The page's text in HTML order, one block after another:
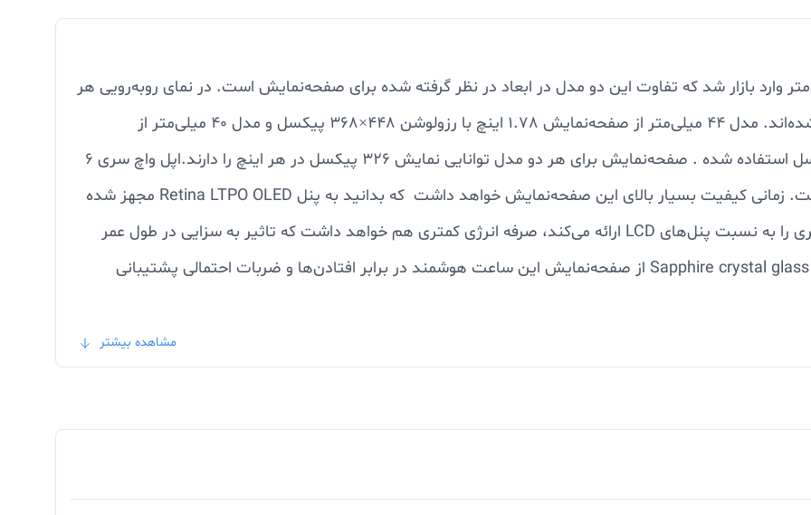
سری 6 هم در دو مدل با ابعاد 44 و 40 میلی‌متر وارد بازار شد که تفاوت این دو مدل در ابعاد در نظر گرفته شده برای صفحه‌نمایش است. در نمای رو‌به‌رویی هر
دو ساعت به صفحه‌نمایش مستطیلی شکلی مجهز شده‌اند. مدل 44 میلی‌متر از صفحه‌نمایش 1.78 اینچ با رزولوشن 448×368 پیکسل و مدل 40 میلی‌متر از
صفحه‌نمایش 1.57 اینچ با رزولوشن 394×324 پیکسل استفاده شده . صفحه‌نمایش برای هر دو مدل توانایی نمایش 326 پیکسل در هر اینچ را دارند.اپل واچ سری 6
یکی از با‌کیفیت‌ترین صفحات نمایش مجهز شده است. زمانی کیفیت بسیار بالای این صفحه‌نمایش خواهد داشت که بدانید به پنل Retina LTPO OLED مجهز شده
است. استفاده از پنل اولد نه تنها کیفیت بسیار بهتری را به نسبت پنل‌های LCD ارائه می‌کند، صرفه انرژی کمتری هم خواهد داشت که تاثیر به سزایی در طول عمر
مفید به ازای هر بار شارژ 100 درصدی خواهد داشت. Sapphire crystal glass از صفحه‌نمایش این ساعت هوشمند در برابر افتادن‌ها و ضربات احتمالی پشتیبانی
1000 نیت باعث شده تا در شرایط نوری متنوع و حتی زیر تابش مستقیم نور خورشید هم، وضوح تصویر عالی و با‌کیفیتی را از صفحه‌نمایش
مشاهده بیشتر